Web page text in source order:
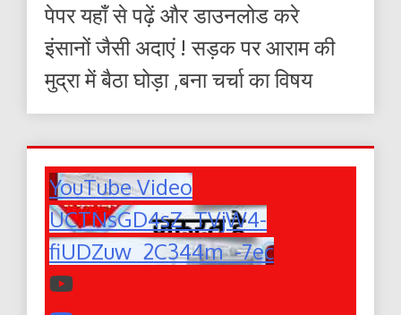
पेपर यहाँ से पढ़ें और डाउनलोड करे
इंसानों जैसी अदाएं ! सड़क पर आराम की
मुद्रा में बैठा घोड़ा ,बना चर्चा का विषय
YouTube Video
UCTNsGD4sZ_TVjW4-
fiUDZuw_2C344m_-7ec